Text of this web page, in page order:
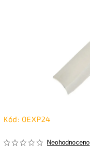
Kód: 0EXP24
Neohodnoceno